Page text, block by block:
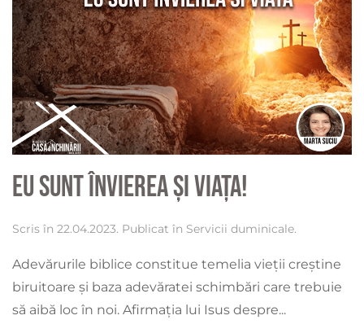
Eu sunt Învierea și Viața!
Scris în 22.04.2023. Publicat în Servicii duminicale.
Adevărurile biblice constitue temelia vieții creștine
biruitoare și baza adevăratei schimbări care trebuie
să aibă loc în noi. Afirmația lui Isus despre...